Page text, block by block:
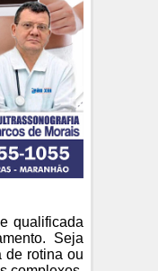
qualificada
Seja
de rotina ou